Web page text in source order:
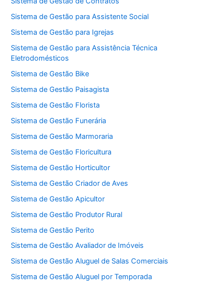
Sistema de Gestão para Assistente Social
Sistema de Gestão para Igrejas
Sistema de Gestão para Assistência Técnica
Eletrodomésticos
Sistema de Gestão Bike
Sistema de Gestão Paisagista
Sistema de Gestão Florista
Sistema de Gestão Funerária
Sistema de Gestão Marmoraria
Sistema de Gestão Floricultura
Sistema de Gestão Horticultor
Sistema de Gestão Criador de Aves
Sistema de Gestão Apicultor
Sistema de Gestão Produtor Rural
Sistema de Gestão Perito
Sistema de Gestão Avaliador de Imóveis
Sistema de Gestão Aluguel de Salas Comerciais
Sistema de Gestão Aluguel por Temporada